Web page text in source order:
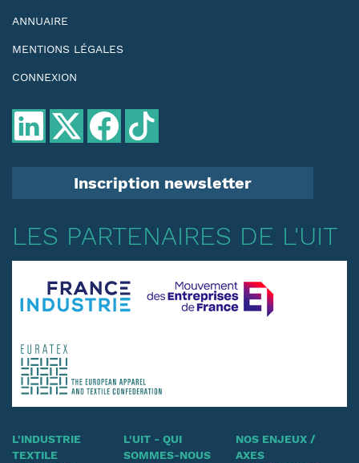
ANNUAIRE
MENTIONS LÉGALES
CONNEXION
Inscription newsletter
LES PARTENAIRES DE L'UIT
L'INDUSTRIE
TEXTILE
L'UIT - QUI
SOMMES-NOUS
NOS ENJEUX /
AXES